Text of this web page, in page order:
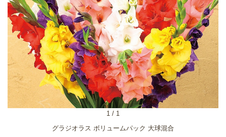
グラジオラス ボリュームパック 大球混合
1 / 1